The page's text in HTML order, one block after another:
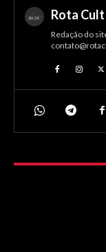
Rota Cult
Redação do